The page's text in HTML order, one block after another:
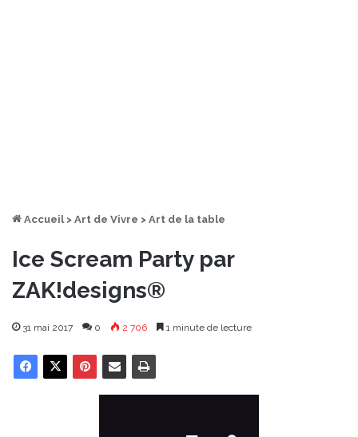
Accueil > Art de Vivre > Art de la table
Ice Scream Party par
ZAK!designs®
31 mai 2017 0 2 706 1 minute de lecture